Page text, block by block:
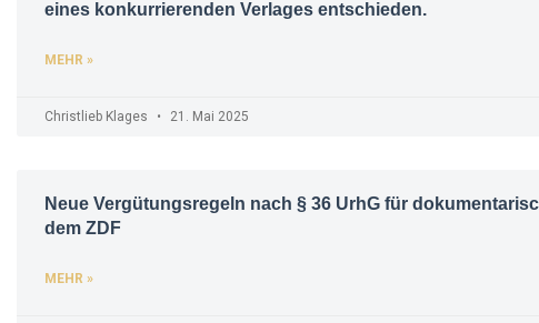
eines konkurrierenden Verlages entschieden.
MEHR »
Christlieb Klages 21. Mai 2025
Neue Vergütungsregeln nach § 36 UrhG für
dem ZDF
MEHR »